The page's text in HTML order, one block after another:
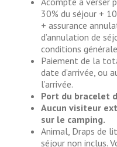
30% du séjour +
+ assurance
d’annulation de
conditions
Paiement de la
date d’arrivée, ou
l’arrivée.
Port du bracelet
Aucun visiteur
sur le camping.
Animal, Draps de
séjour non inclus.